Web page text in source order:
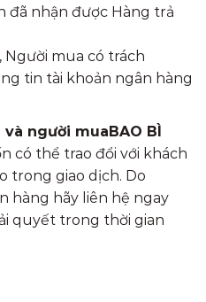
đã nhận được Hàng trả
Người mua có trách
tin tài khoản ngân hàng
người muaBAO BÌ
có thể trao đổi với khách
trong giao dịch. Do
hàng hãy liên hệ ngay
quyết trong thời gian